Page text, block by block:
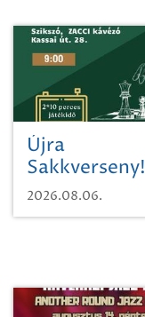
Újra
Sakkverseny!
2026.08.06.